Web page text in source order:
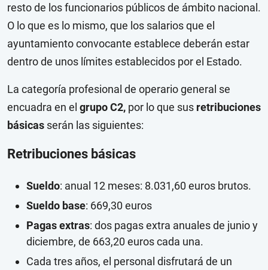
resto de los funcionarios públicos de ámbito nacional.
O lo que es lo mismo, que los salarios que el
ayuntamiento convocante establece deberán estar
dentro de unos límites establecidos por el Estado.
La categoría profesional de operario general se
encuadra en el grupo C2, por lo que sus retribuciones
básicas serán las siguientes:
Retribuciones básicas
Sueldo: anual 12 meses: 8.031,60 euros brutos.
Sueldo base: 669,30 euros
Pagas extras: dos pagas extra anuales de junio y
diciembre, de 663,20 euros cada una.
Cada tres años, el personal disfrutará de un